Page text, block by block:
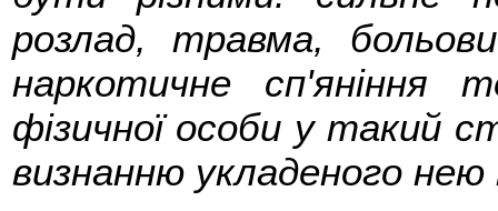
розлад, травма,
наркотичне сп'яніння
фізичної особи у такий
визнанню укладеного нею